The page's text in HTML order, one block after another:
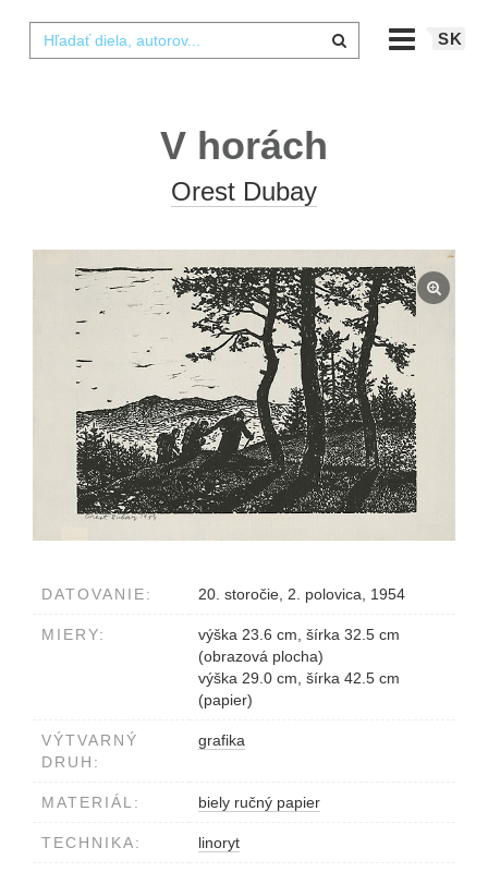
SK
V horách
Orest Dubay
DATOVANIE: 20. storočie, 2. polovica, 1954
MIERY:
výška 23.6 cm, šírka 32.5 cm
(obrazová plocha)
výška 29.0 cm, šírka 42.5 cm
(papier)
VÝTVARNÝ
DRUH:
grafika
MATERIÁL: biely ručný papier
TECHNIKA: linoryt